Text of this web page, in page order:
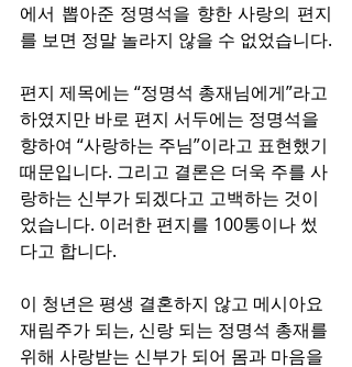
에서 뽑아준 정명석을 향한 사랑의 편지
를 보면 정말 놀라지 않을 수 없었습니다.
편지 제목에는 “정명석 총재님에게”라고
하였지만 바로 편지 서두에는 정명석을
향하여 “사랑하는 주님”이라고 표현했기
때문입니다. 그리고 결론은 더욱 주를 사
랑하는 신부가 되겠다고 고백하는 것이
었습니다. 이러한 편지를 100통이나 썼
다고 합니다.
이 청년은 평생 결혼하지 않고 메시아요
재림주가 되는, 신랑 되는 정명석 총재를
위해 사랑받는 신부가 되어 몸과 마음을